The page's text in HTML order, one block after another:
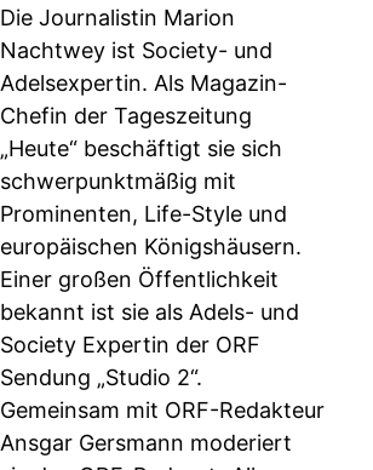
Die Journalistin Marion
Nachtwey ist Society- und
Adelsexpertin. Als Magazin-
Chefin der Tageszeitung
„Heute“ beschäftigt sie sich
schwerpunktmäßig mit
Prominenten, Life-Style und
europäischen Königshäusern.
Einer großen Öffentlichkeit
bekannt ist sie als Adels- und
Society Expertin der ORF
Sendung „Studio 2“.
Gemeinsam mit ORF-Redakteur
Ansgar Gersmann moderiert